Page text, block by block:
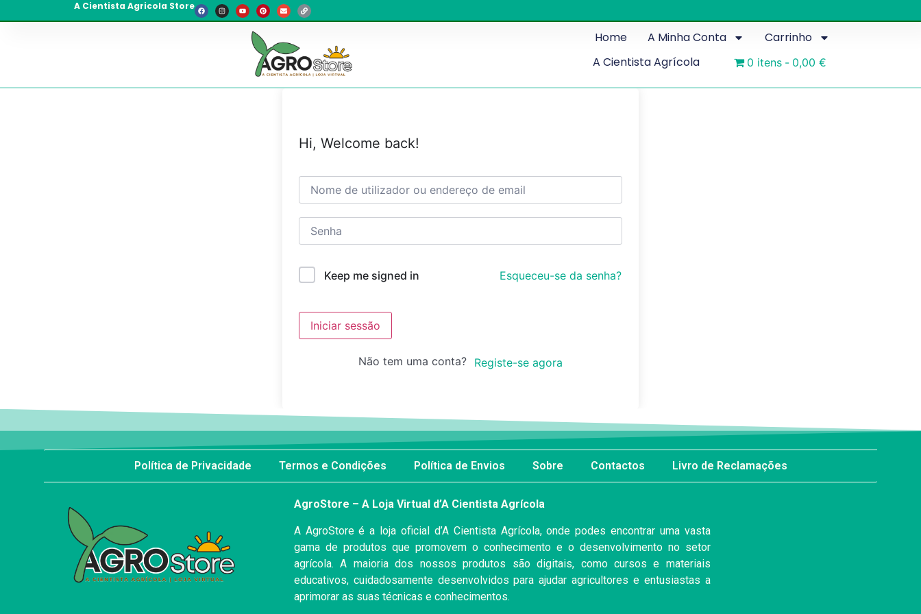
A Cientista Agricola Store
Home A Minha Conta
Carrinho
A Cientista Agrícola
0 itens 0,00 €
Hi, Welcome back!
Keep me signed in Esqueceu-se da senha?
Iniciar sessão
Não tem uma conta? Registe-se agora
Política de Privacidade Termos e Condições Política de Envios Sobre Contactos Livro de Reclamações
AgroStore – A Loja Virtual d’A Cientista Agrícola
A AgroStore é a loja oficial d’A Cientista Agrícola, onde podes encontrar uma vasta
gama de produtos que promovem o conhecimento e o desenvolvimento no setor
agrícola. A maioria dos nossos produtos são digitais, como cursos e materiais
educativos, cuidadosamente desenvolvidos para ajudar agricultores e entusiastas a
aprimorar as suas técnicas e conhecimentos.